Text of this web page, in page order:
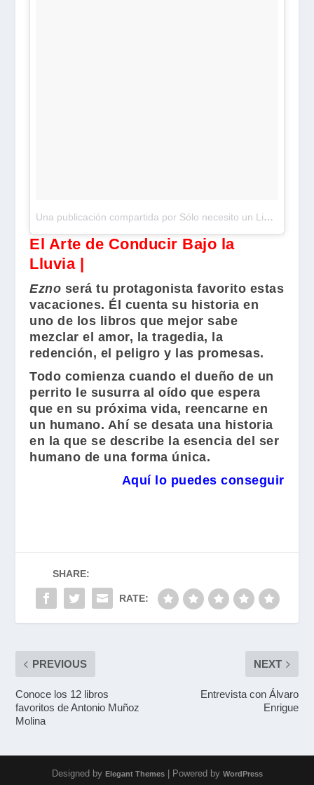
Una publicación compartida por Sólo necesito un Libro 🐾 (@snunlibroblog)
El Arte de Conducir Bajo la
Lluvia |
Ezno será tu protagonista favorito estas
vacaciones. Él cuenta su historia en
uno de los libros que mejor sabe
mezclar el amor, la tragedia, la
redención, el peligro y las promesas.
Todo comienza cuando el dueño de un
perrito le susurra al oído que espera
que en su próxima vida, reencarne en
un humano. Ahí se desata una historia
en la que se describe la esencia del ser
humano de una forma única.
Aquí lo puedes conseguir
SHARE:
RATE:
PREVIOUS
Conoce los 12 libros
favoritos de Antonio Muñoz
Molina
NEXT
Entrevista con Álvaro
Enrigue
Designed by Elegant Themes| Powered by WordPress